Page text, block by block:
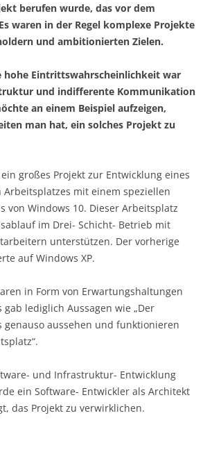
berufen wurde, das vor dem
waren in der Regel komplexe Projekte
und ambitionierten Zielen.
hohe Eintrittswahrscheinlichkeit war
und indifferente Kommunikation
an einem Beispiel aufzeigen,
man hat, ein solches Projekt zu
großes Projekt zur Entwicklung eines
mit einem speziellen
von Windows 10. Dieser Arbeitsplatz
im Drei- Schicht- Betrieb mit
unterstützen. Der vorherige
auf Windows XP.
in Form von Erwartungshaltungen
lediglich Aussagen wie „Der
genauso aussehen und funktionieren
und Infrastruktur- Entwicklung
ein Software- Entwickler als Architekt
das Projekt zu verwirklichen.